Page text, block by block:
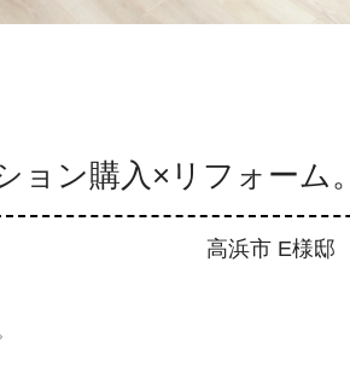
ョン購入×リフォーム
高浜市 E様邸